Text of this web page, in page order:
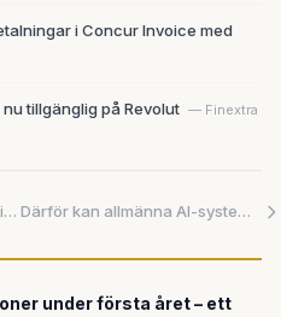
i Concur Invoice med
tillgänglig på Revolut — Finextra
Handeln i chock – så räddar sig butikerna från undergången
Därför kan allmänna AI-system aldrig bli helt säkra – men nya lösningar ger hopp
under första året – ett